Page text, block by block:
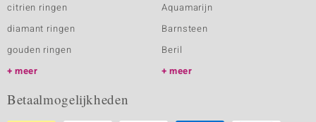
citrien ringen
diamant ringen
gouden ringen
meer
Aquamarijn
Barnsteen
Beril
meer
Betaalmogelijkheden